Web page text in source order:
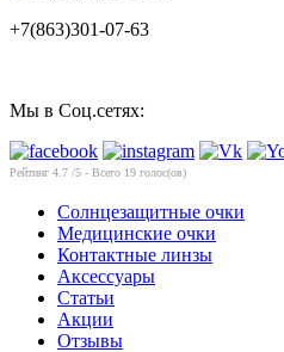
+7(863)301-07-63
Мы в Соц.сетях:
Рейтинг 4.7 /5 - Всего 19 голос(ов)
Солнцезащитные очки
Медицинские очки
Контактные линзы
Аксессуары
Статьи
Акции
Отзывы